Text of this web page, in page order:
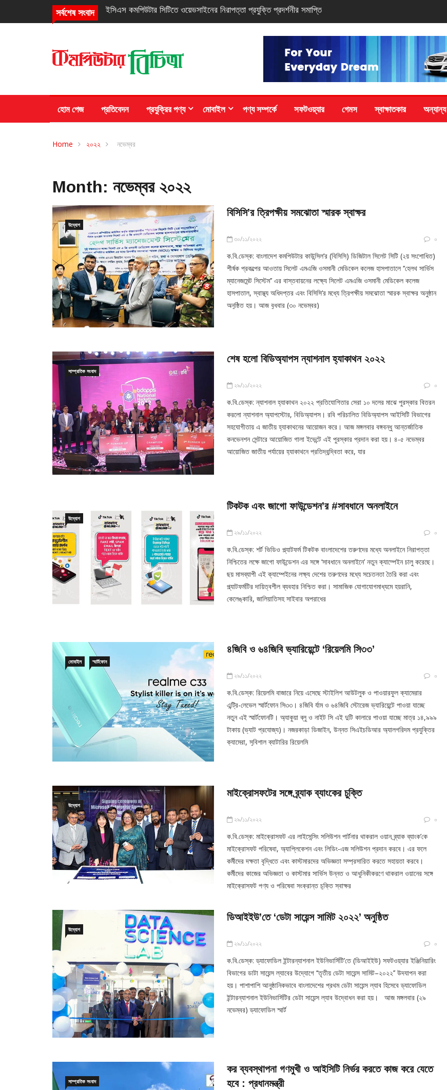
সর্বশেষ সংবাদ নিরবচ্ছিন্ন পাওয়ার নিশ্চিতে রিয়েলমির নতুন সি-সিরিজ স্মার্টফোন
হোম পেজ প্রতিবেদন প্রযুক্রির পণ্য মোবাইল পণ্য সম্পর্কে সফটওয়্যার গেমস স্বাক্ষাতকার অন্যান্য
Home ২০২২ নভেম্বর
Month:নভেম্বর ২০২২
উদ্যোগ
বিসিসি’র ত্রিপক্ষীয় সমঝোতা স্মারক স্বাক্ষর
৩০/১১/২০২২ ০
ক.বি.ডেস্ক: বাংলাদেশ কমপিউটার কাউন্সিল’র (বিসিসি) ডিজিটাল সিলেট সিটি (২য় সংশোধিত)
শীর্ষক প্রকল্পের আওতায় সিলেট এমএজি ওসমানী মেডিকেল কলেজ হাসপাতালে ‘‘হেলথ সার্ভিস
ম্যানেজমেন্ট সিস্টেম’’ এর বাস্তবায়নের লক্ষ্যে সিলেট এমএজি ওসমানী মেডিকেল কলেজ
হাসপাতাল, স্বাস্থ্য অধিদপ্তর এবং বিসিসি’র মধ্যে ত্রিপক্ষীয় সমঝোতা স্মারক স্বাক্ষর অনুষ্ঠান
অনুষ্ঠিত হয়। আজ বুধবার (৩০ নভেম্বর)
সাম্প্রতিক সংবাদ
শেষ হলো বিডিঅ্যাপস ন্যাশনাল হ্যাকাথন ২০২২
২৯/১১/২০২২ ০
ক.বি.ডেস্ক: ন্যাশনাল হ্যাকাথন ২০২২ প্রতিযোগিতার সেরা ১০ দলের মাঝে পুরস্কার বিতরন
করলো ন্যাশনাল অ্যাপস্টোর, বিডিঅ্যাপস। রবি পরিচালিত বিডিঅ্যাপস আইসিটি বিভাগের
সহযোগীতায় এ জাতীয় হ্যাকাথনের আয়োজন করে। আজ মঙ্গলবার বঙ্গবন্ধু আন্তর্জাতিক
কনভেনশন সেন্টারে আয়োজিত গালা ইভেন্টে এই পুরস্কার প্রদান করা হয়। ৪-৫ নভেম্বর
আয়োজিত জাতীয় পর্যায়ের হ্যাকাথনে প্রতিদ্বন্দ্বিতা করে, যার
উদ্যোগ
টিকটক এবং জাগো ফাউন্ডেশন’র #সাবধানে অনলাইনে
২৯/১১/২০২২ ০
ক.বি.ডেস্ক: শর্ট ভিডিও প্ল্যাটফর্ম টিকটক বাংলাদেশের তরুণদের মধ্যে অনলাইনে নিরাপত্তা
নিশ্চিতের লক্ষে জাগো ফাউন্ডেশন এর সঙ্গে ‘সাবধানে অনলাইনে’ নতুন ক্যাম্পেইন চালু করেছে।
ছয় মাসব্যাপী এই ক্যাম্পেইনের লক্ষ্য দেশের তরুণদের মধ্যে সচেতনতা তৈরি করা এবং
প্ল্যাটফর্মটির দায়িত্বশীল ব্যবহার নিশ্চিত করা। সামাজিক যোগাযোগমাধ্যমে হয়রানি,
কেলেঙ্কারি, জালিয়াতিসহ সাইবার অপরাধের
মোবাইল স্মার্টফোন
৪জিবি ও ৬৪জিবি ভ্যারিয়েন্টে ‘রিয়েলমি সি৩৩’
২৯/১১/২০২২ ০
ক.বি.ডেস্ক: রিয়েলমি বাজারে নিয়ে এসেছে স্টাইলিশ আউটলুক ও পাওয়ারফুল ক্যামেরার
এন্ট্রি-লেভেল স্মার্টফোন সি৩৩। ৪জিবি র্যাম ও ৬৪জিবি স্টোরেজ ভ্যারিয়েন্টে পাওয়া যাচ্ছে
নতুন এই স্মার্টফোনটি। অ্যাকুয়া ব্লু ও নাইট সি এই দুটি কালারে পাওয়া যাচ্ছে মাত্র ১৪,৯৯৯
টাকায় (ভ্যাট প্রযোজ্য)। নজরকাড়া ডিজাইন, উন্নত সিএইচডিআর অ্যালগরিদম প্রযুক্তির
ক্যামেরা, সুবিশাল ব্যাটারির রিয়েলমি
উদ্যোগ
মাইক্রোসফটের সঙ্গে ব্র্যাক ব্যাংকের চুক্তি
২৯/১১/২০২২ ০
ক.বি.ডেস্ক: মাইক্রোসফট এর লাইসেন্সিং সলিউশন পার্টনার থাকরাল ওয়ান ব্র্যাক ব্যাংক’কে
মাইক্রোসফট পরিষেবা, অ্যাপ্লিকেশন এবং লিডিং-এজ সলিউশন প্রদান করবে। এর ফলে
কর্মীদের দক্ষতা বৃদ্ধিতে এবং কাস্টমারদের অভিজ্ঞতা সম্প্রসারিত করতে সহায়তা করবে।
কর্মীদের কাজের অভিজ্ঞতা ও কাস্টমার সার্ভিস উন্নত ও আধুনিকীকরণে থাকরাল ওয়ানের সঙ্গে
মাইক্রোসফট পণ্য ও পরিষেবা সংক্রান্ত চুক্তি স্বাক্ষর
উদ্যোগ
ডিআইইউ’তে ‘ডেটা সায়েন্স সামিট ২০২২’ অনুষ্ঠিত
২৯/১১/২০২২ ০
ক.বি.ডেস্ক: ড্যাফোডিল ইন্টারন্যাশনাল ইউনিভার্সিটি’তে (ডিআইইউ) সফটওয়্যার ইঞ্জিনিয়ারিং
বিভাগের ডাটা সায়েন্স ল্যাবের উদ্যোগে ‘‘তৃতীয় ডেটা সায়েন্স সামিট–২০২২’’ উদযাপন করা
হয়। পাশাপাশি আনুষ্ঠানিকভাবে বাংলাদেশের প্রথম ডেটা সায়েন্স ল্যাব হিসেবে ড্যাফোডিল
ইন্টারন্যাশনাল ইউনিভার্সিটির ডেটা সায়েন্স ল্যাব উদ্বোধন করা হয়। আজ মঙ্গলবার (২৯
নভেম্বর) ড্যাফোডিল স্মার্ট
সাম্প্রতিক সংবাদ
কর ব্যবস্থাপনা গণমুখী ও আইসিটি নির্ভর করতে কাজ করে যেতে
হবে : প্রধানমন্ত্রী